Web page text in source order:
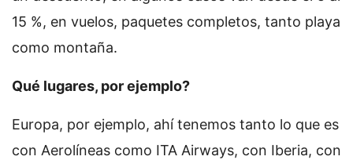
15 %, en vuelos, paquetes completos, tanto playa
como montaña.
Qué lugares, por ejemplo?
Europa, por ejemplo, ahí tenemos tanto lo que es
con Aerolíneas como ITA Airways, con Iberia, con